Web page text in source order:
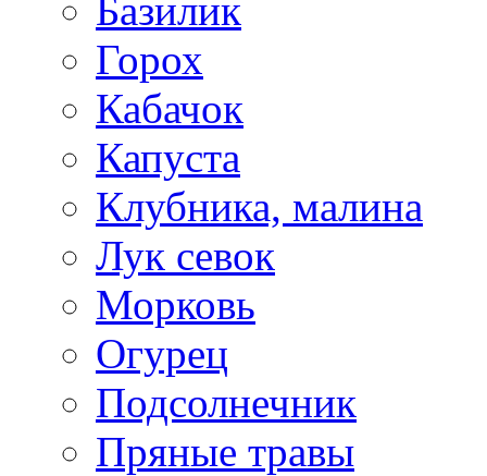
Базилик
Горох
Кабачок
Капуста
Клубника, малина
Лук севок
Морковь
Огурец
Подсолнечник
Пряные травы